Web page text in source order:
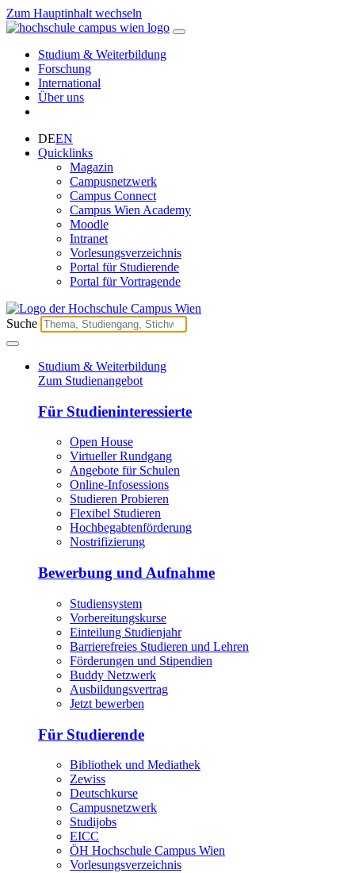
Zum Hauptinhalt wechseln
Studium & Weiterbildung
Forschung
International
Über uns
DEEN
Quicklinks
Magazin
Campusnetzwerk
Campus Connect
Campus Wien Academy
Moodle
Intranet
Vorlesungsverzeichnis
Portal für Studierende
Portal für Vortragende
Suche
Studium & Weiterbildung
Zum Studienangebot
Für Studieninteressierte
Open House
Virtueller Rundgang
Angebote für Schulen
Online-Infosessions
Studieren Probieren
Flexibel Studieren
Hochbegabtenförderung
Nostrifizierung
Bewerbung und Aufnahme
Studiensystem
Vorbereitungskurse
Einteilung Studienjahr
Barrierefreies Studieren und Lehren
Förderungen und Stipendien
Buddy Netzwerk
Ausbildungsvertrag
Jetzt bewerben
Für Studierende
Bibliothek und Mediathek
Zewiss
Deutschkurse
Campusnetzwerk
Studijobs
EICC
ÖH Hochschule Campus Wien
Vorlesungsverzeichnis